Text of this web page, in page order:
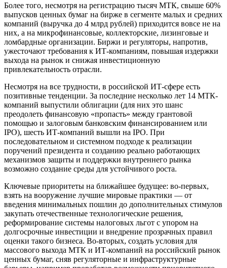
Более того, несмотря на регистрацию тысяч МТК, свыше 60%
выпусков ценных бумаг на бирже в сегменте малых и средних
компаний (выручка до 4 млрд рублей) приходится вовсе не на
них, а на микрофинансовые, коллекторские, лизинговые и
ломбардные организации. Биржи и регуляторы, напротив,
ужесточают требования к ИТ-компаниям, повышая издержки
выхода на рынок и снижая инвестиционную
привлекательность отрасли.
Несмотря на все трудности, в российской ИТ-сфере есть
позитивные тенденции. За последние несколько лет 14 МТК-
компаний выпустили облигации (для них это шанс
преодолеть финансовую «пропасть» между грантовой
помощью и залоговым банковским финансированием или
IPO), шесть ИТ-компаний вышли на IPO. При
последовательном и системном подходе к реализации
поручений президента и созданию реально работающих
механизмов защиты и поддержки внутреннего рынка
возможно создание среды для устойчивого роста.
Ключевые приоритеты на ближайшее будущее: во-первых,
взять на вооружение лучшие мировые практики — от
введения минимальных пошлин до дополнительных стимулов
закупать отечественные технологические решения,
реформирование системы налоговых льгот с упором на
долгосрочные инвестиции и внедрение прозрачных правил
оценки такого бизнеса. Во-вторых, создать условия для
массового выхода МТК и ИТ-компаний на российский рынок
ценных бумаг, сняв регуляторные и инфраструктурные